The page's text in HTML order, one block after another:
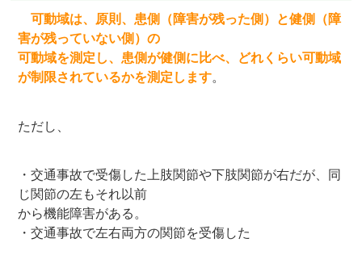
可動域は、原則、患側（障害が残った側）と健側（障
害が残っていない側）の
可動域を測定し、患側が健側に比べ、どれくらい可動域
が制限されているかを測定します。
ただし、
・交通事故で受傷した上肢関節や下肢関節が右だが、同
じ関節の左もそれ以前
から機能障害がある。
・交通事故で左右両方の関節を受傷した